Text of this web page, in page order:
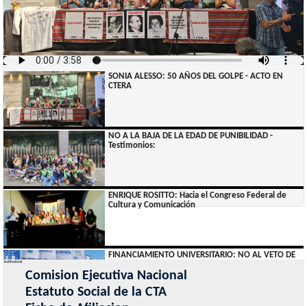
SONIA ALESSO: 50 AÑOS DEL GOLPE - ACTO EN
CTERA
NO A LA BAJA DE LA EDAD DE PUNIBILIDAD -
Testimonios:
ENRIQUE ROSITTO: Hacia el Congreso Federal de
Cultura y Comunicación
FINANCIAMIENTO UNIVERSITARIO: NO AL VETO DE
Institucional
Comision Ejecutiva Nacional
Estatuto Social de la CTA